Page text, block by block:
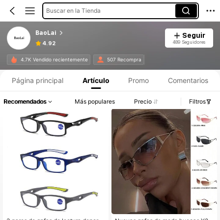
Buscar en la Tienda
BaoLai
4.92
Seguir
489 Seguidores
4.7K Vendido recientemente 507 Recompra
Página principal Artículo Promo Comentarios
Recomendados Más populares Precio Filtros